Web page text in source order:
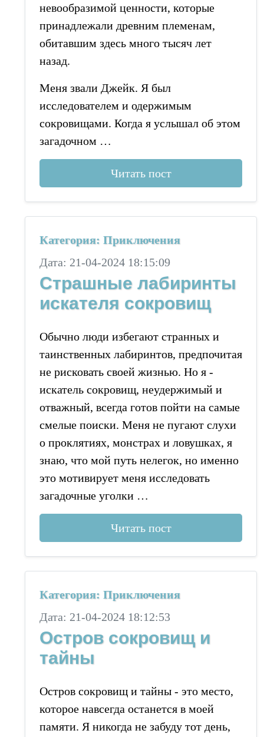
невообразимой ценности, которые
принадлежали древним племенам,
обитавшим здесь много тысяч лет
назад.
Меня звали Джейк. Я был
исследователем и одержимым
сокровищами. Когда я услышал об этом
загадочном …
Читать пост
Категория: Приключения
Дата: 21-04-2024 18:15:09
Страшные лабиринты
искателя сокровищ
Обычно люди избегают странных и
таинственных лабиринтов, предпочитая
не рисковать своей жизнью. Но я -
искатель сокровищ, неудержимый и
отважный, всегда готов пойти на самые
смелые поиски. Меня не пугают слухи
о проклятиях, монстрах и ловушках, я
знаю, что мой путь нелегок, но именно
это мотивирует меня исследовать
загадочные уголки …
Читать пост
Категория: Приключения
Дата: 21-04-2024 18:12:53
Остров сокровищ и
тайны
Остров сокровищ и тайны - это место,
которое навсегда останется в моей
памяти. Я никогда не забуду тот день,